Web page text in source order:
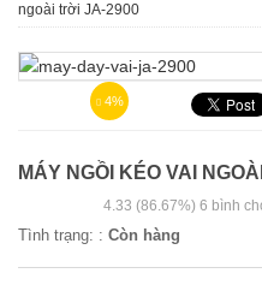
ngoài trời JA-2900
4%
MÁY NGỒI KÉO VAI
4.33 (86.67%) 6 bình
Tình trạng: : Còn hàng